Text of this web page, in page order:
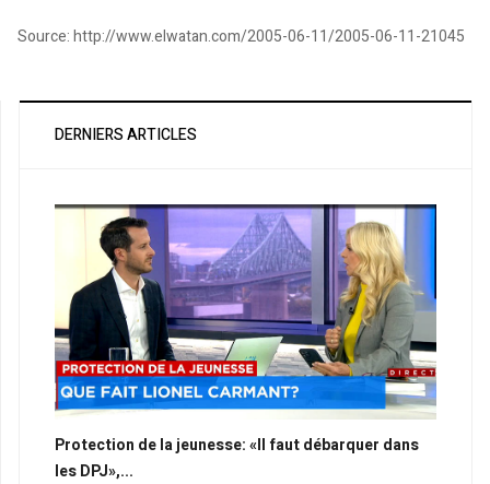
Source: http://www.elwatan.com/2005-06-11/2005-06-11-21045
DERNIERS ARTICLES
Protection de la jeunesse: «Il faut débarquer dans
les DPJ»,...